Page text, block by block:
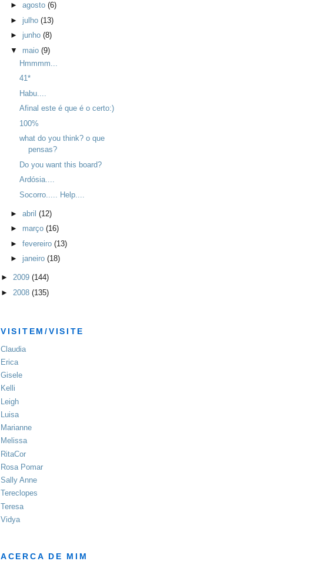
► agosto (6)
► julho (13)
► junho (8)
▼ maio (9)
Hmmmm...
41*
Habu....
Afinal este é que é o certo:)
100%
what do you think? o que
pensas?
Do you want this board?
Ardósia....
Socorro..... Help....
► abril (12)
► março (16)
► fevereiro (13)
► janeiro (18)
► 2009 (144)
► 2008 (135)
VISITEM/VISITE
Claudia
Erica
Gisele
Kelli
Leigh
Luisa
Marianne
Melissa
RitaCor
Rosa Pomar
Sally Anne
Tereclopes
Teresa
Vidya
ACERCA DE MIM